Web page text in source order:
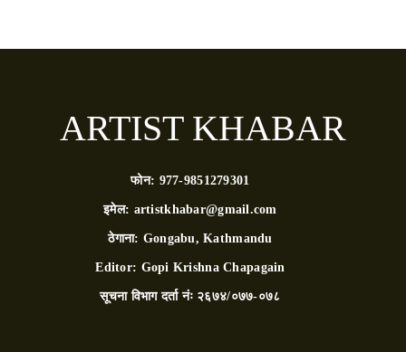
ARTIST KHABAR
फोन: 977-9851279301
इमेल: artistkhabar@gmail.com
ठेगाना: Gongabu, Kathmandu
Editor: Gopi Krishna Chapagain
सूचना विभाग दर्ता नंः २६७४/०७७-०७८